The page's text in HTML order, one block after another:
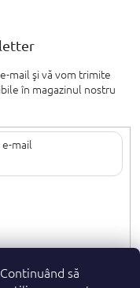
să
mail şi vă vom trimite
în magazinul nostru